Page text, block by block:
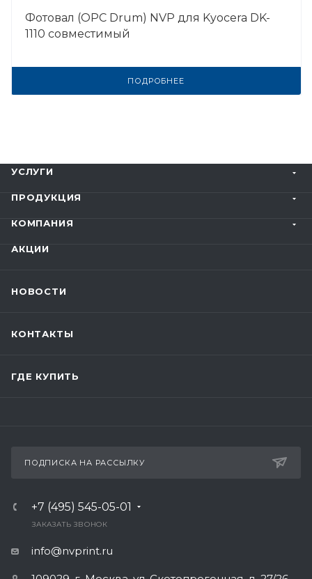
Фотовал (OPC Drum) NVP для Kyocera DK-
1110 совместимый
ПОДРОБНЕЕ
УСЛУГИ
ПРОДУКЦИЯ
КОМПАНИЯ
АКЦИИ
НОВОСТИ
КОНТАКТЫ
ГДЕ КУПИТЬ
ПОДПИСКА НА РАССЫЛКУ
+7 (495) 545-05-01
ЗАКАЗАТЬ ЗВОНОК
info@nvprint.ru